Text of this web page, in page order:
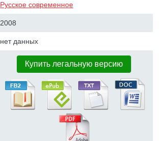
Русское современное
2008
нет данных
Купить легальную версию